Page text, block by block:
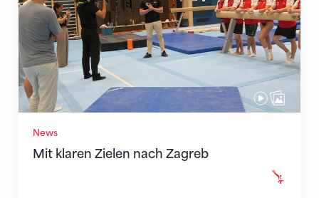
News
Mit klaren Zielen nach Zagreb